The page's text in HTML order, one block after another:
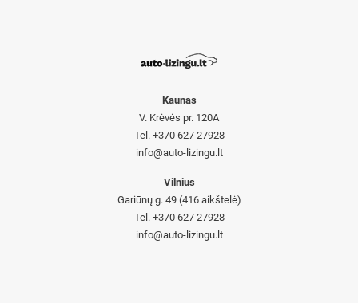
Kaunas
V. Krėvės pr. 120A
Tel. +370 627 27928
info@auto-lizingu.lt
Vilnius
Gariūnų g. 49 (416 aikštelė)
Tel. +370 627 27928
info@auto-lizingu.lt